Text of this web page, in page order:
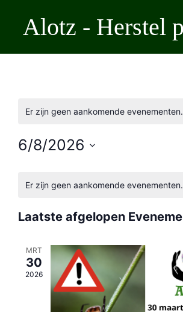
Alotz - Herstel
Er zijn geen aankomende evenementen.
6/8/2026
datum.
Kalender
Evenementen
Er zijn geen aankomende evenementen.
Laatste afgelopen
MRT
30
2026